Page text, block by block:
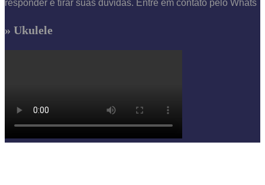
responder e tirar suas dúvidas. Entre em contato pelo Whats
» Ukulele